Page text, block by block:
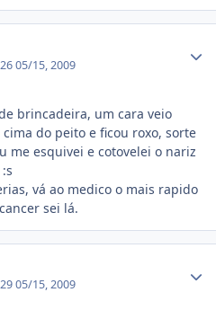
05/15, 2009
brincadeira, um cara veio
do peito e ficou roxo, sorte
me esquivei e cotovelei o nariz
vá ao medico o mais rapido
sei lá.
05/15, 2009